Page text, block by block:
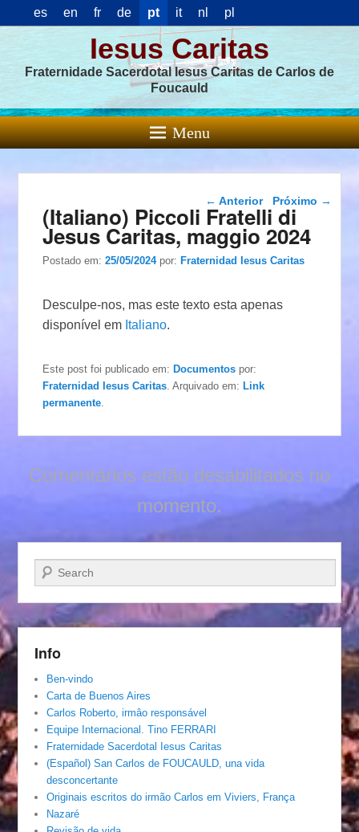
es en fr de pt it nl pl
Iesus Caritas
Fraternidade Sacerdotal Iesus Caritas de Carlos de
Foucauld
Menu
Navegação das
postagens
← Anterior Próximo →
(Italiano) Piccoli Fratelli di
Jesus Caritas, maggio 2024
Postado em:25/05/2024 por:Fraternidad Iesus Caritas
Desculpe-nos, mas este texto esta apenas
disponível em Italiano.
Este post foi publicado em:Documentos por:
Fraternidad Iesus Caritas . Arquivado em:Link
permanente
Comentários estão desabilitados no
momento.
Pesquisar…
Info
Ben-vindo
Carta de Buenos Aires
Carlos Roberto, irmâo responsável
Equipe Internacional. Tino FERRARI
Fraternidade Sacerdotal Iesus Caritas
(Español) San Carlos de FOUCAULD, una vida
desconcertante
Originais escritos do irmão Carlos em Viviers, França
Nazaré